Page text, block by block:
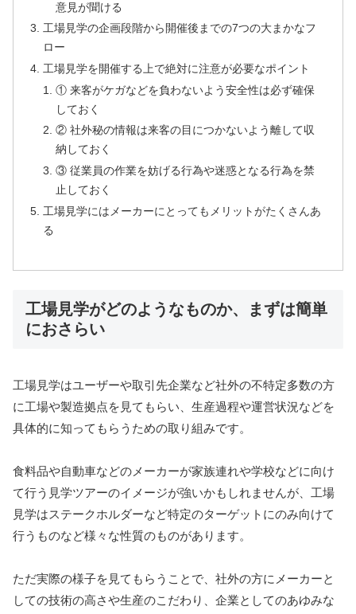
意見が聞ける
工場見学の企画段階から開催後までの7つの大まかなフ
ロー
工場見学を開催する上で絶対に注意が必要なポイント
① 来客がケガなどを負わないよう安全性は必ず確保
しておく
② 社外秘の情報は来客の目につかないよう離して収
納しておく
③ 従業員の作業を妨げる行為や迷惑となる行為を禁
止しておく
工場見学にはメーカーにとってもメリットがたくさんあ
る
工場見学がどのようなものか、まずは簡単
におさらい
工場見学はユーザーや取引先企業など社外の不特定多数の方
に工場や製造拠点を見てもらい、生産過程や運営状況などを
具体的に知ってもらうための取り組みです。
食料品や自動車などのメーカーが家族連れや学校などに向け
て行う見学ツアーのイメージが強いかもしれませんが、工場
見学はステークホルダーなど特定のターゲットにのみ向けて
行うものなど様々な性質のものがあります。
ただ実際の様子を見てもらうことで、社外の方にメーカーと
しての技術の高さや生産のこだわり、企業としてのあゆみな